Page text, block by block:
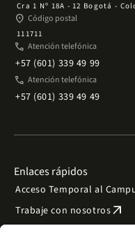
Cra 1 Nº 18A - 12 Bogotá -
place Código postal
111711
phone Atención telefónica
+57 (601) 339 49 99
phone Atención telefónica
+57 (601) 339 49 49
Enlaces rápidos
Acceso Temporal al
Trabaje con nosotrosarrow_outward